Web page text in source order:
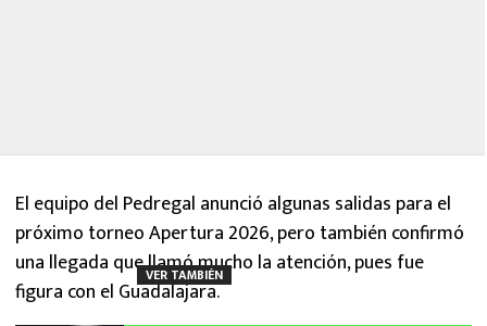
El equipo del Pedregal anunció algunas salidas para el
próximo torneo Apertura 2026, pero también confirmó
una llegada que llamó mucho la atención, pues fue
figura con el Guadalajara.
VER TAMBIÉN